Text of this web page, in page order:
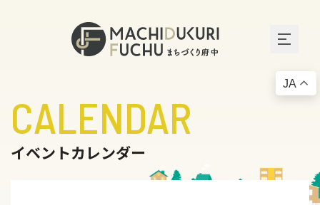
CALENDAR
イベントカレンダー
JA